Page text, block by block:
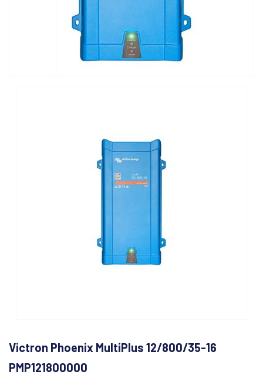
Victron Phoenix MultiPlus 12/800/35-16
PMP121800000